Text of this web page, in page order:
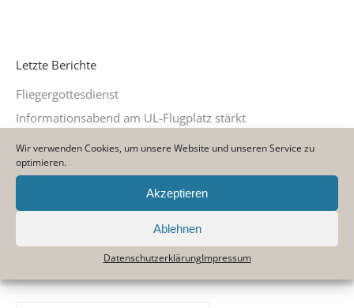
Wir verwenden Cookies, um unsere Website und unseren Service zu
optimieren.
Akzeptieren
Ablehnen
DatenschutzerklärungImpressum
Letzte Berichte
Fliegergottesdienst
Informationsabend am UL-Flugplatz stärkt
Neues SAR-Fahrzeug am Flugplatz!
Jahreshauptversammlung 28.März 2025
Arbeitseinsatz im Nov. 2024